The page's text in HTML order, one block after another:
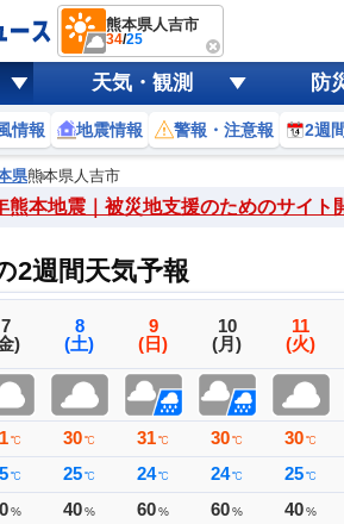
熊本県人吉市
34/25
天気・観測 防
情報 地震情報 警報・注意報 2週
県熊本県人吉市
熊本地震｜被災地支援のためのサイト
2週間天気予報
7
)
℃
℃
%
8
(土)
30 ℃
25 ℃
40 %
9
(日)
31 ℃
24℃
60 %
10
(月)
30℃
24℃
60%
11
(火)
30℃
25℃
40%